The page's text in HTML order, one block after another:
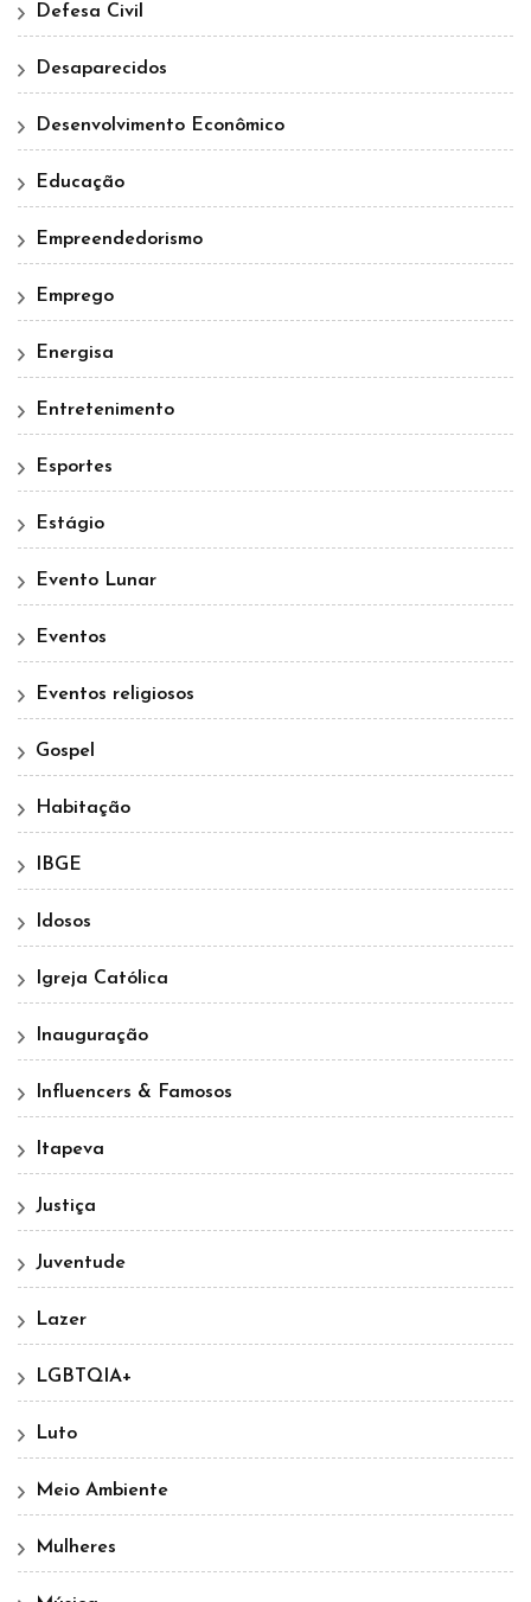
Defesa Civil
Desaparecidos
Desenvolvimento Econômico
Educação
Empreendedorismo
Emprego
Energisa
Entretenimento
Esportes
Estágio
Evento Lunar
Eventos
Eventos religiosos
Gospel
Habitação
IBGE
Idosos
Igreja Católica
Inauguração
Influencers & Famosos
Itapeva
Justiça
Juventude
Lazer
LGBTQIA+
Luto
Meio Ambiente
Mulheres